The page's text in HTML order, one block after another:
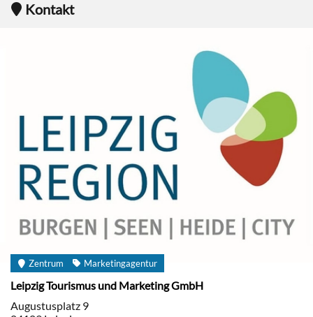
Kontakt
Zentrum Marketingagentur
Leipzig Tourismus und Marketing GmbH
Augustusplatz 9